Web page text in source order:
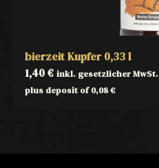
bierzeit Kupfer 0,33 l
1,40€ inkl. gesetzlicher MwSt.
plus deposit of0,08€